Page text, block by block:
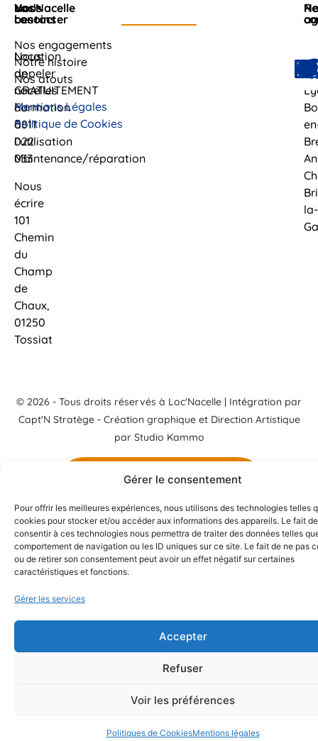
Gérer le consentement
Pour offrir les meilleures expériences, nous utilisons des technologies telles
cookies pour stocker et/ou accéder aux informations des appareils. Le fait de
consentir à ces technologies nous permettra de traiter des données telles
comportement de navigation ou les ID uniques sur ce site. Le fait de ne pas
ou de retirer son consentement peut avoir un effet négatif sur certaines
caractéristiques et fonctions.
Gérer les services
Accepter
Refuser
Voir les préférences
Politiques de CookiesMentions légales
Nous
contacter
Nous
appeler
GRATUITEMENT
au
0811
022
033
Nous
écrire
101
Chemin
du
Champ
de
Chaux,
01250
Tossiat
Vos
besoins
Location
de
nacelles
Formation
à
l’utilisation
Maintenance/réparation
Loc'Nacelle
Nos engagements
Notre histoire
Nos atouts
Mentions Légales
Politique de Cookies
la-
© 2026 - Tous droits réservés à Loc'Nacelle | Intégration par
Capt'N Stratège- Création graphique et Direction Artistique
par Studio Kammo
Besoin de renseignements ?